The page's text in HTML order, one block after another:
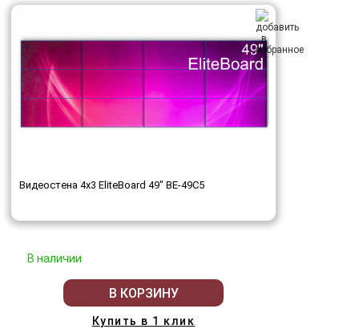
Видеостена 4x3 EliteBoard 49" BE-49C5
В наличии
В КОРЗИНУ
Купить в 1 клик